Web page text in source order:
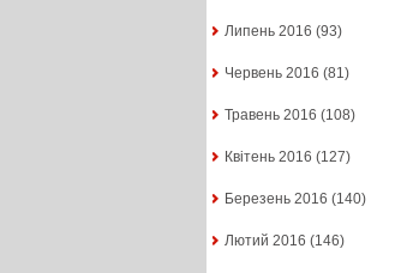
Липень 2016 (93)
Червень 2016 (81)
Травень 2016 (108)
Квітень 2016 (127)
Березень 2016 (140)
Лютий 2016 (146)